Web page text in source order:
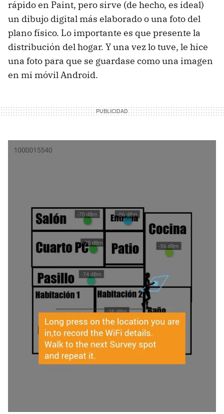
rápido en Paint, pero sirve (de hecho, es ideal)
un dibujo digital más elaborado o una foto del
plano físico. Lo importante es que presente la
distribución del hogar. Y una vez lo tuve, le hice
una foto para que se guardase como una imagen
en mi móvil Android.